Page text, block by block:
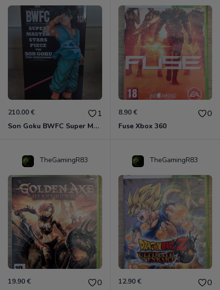
210.00 € 1
Son Goku BWFC Super Master Stars
8.90 € 0
Fuse Xbox 360
TheGamingR83
19.90 € 0
TheGamingR83
12.90 € 0